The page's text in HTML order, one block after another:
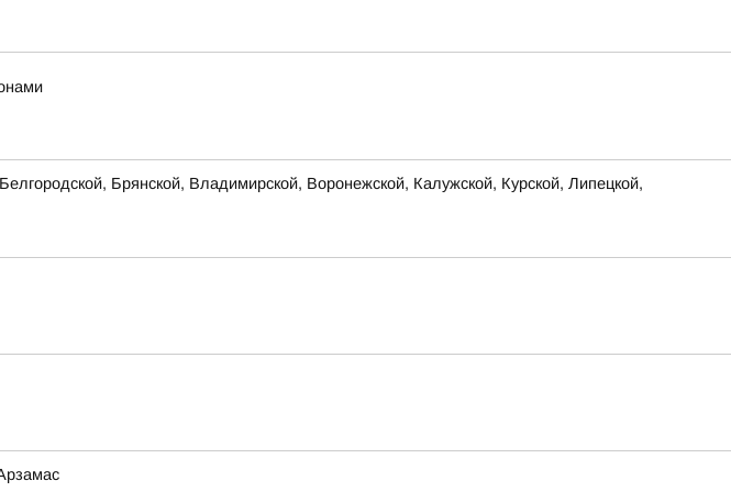
Брянской, Владимирской, Воронежской, Калужской, Курской, Липецкой,